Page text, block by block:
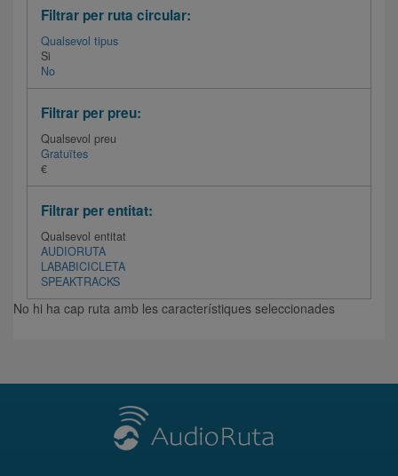
Filtrar per ruta circular:
Qualsevol tipus
Si
No
Filtrar per preu:
Qualsevol preu
Gratuïtes
€
Filtrar per entitat:
Qualsevol entitat
AUDIORUTA
LABABICICLETA
SPEAKTRACKS
No hi ha cap ruta amb les característiques seleccionades